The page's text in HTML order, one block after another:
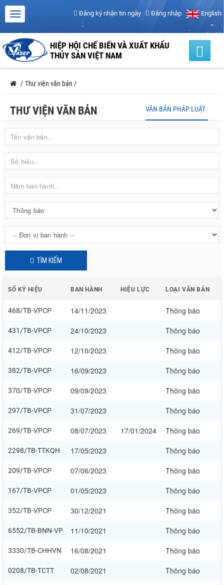
Đăng ký nhận tin ngày Đăng nhập English
HIỆP HỘI CHẾ BIẾN VÀ XUẤT KHẨU
THỦY SẢN VIỆT NAM
/ Thư viện văn bản /
THƯ VIỆN VĂN BẢN VĂN BẢN PHÁP LUẬT
TÌM KIẾM
SỐ KÝ HIỆU BAN HÀNH HIỆU LỰC LOẠI VĂN BẢN
468/TB-VPCP 14/11/2023 Thông báo
431/TB-VPCP 24/10/2023 Thông báo
412/TB-VPCP 12/10/2023 Thông báo
382/TB-VPCP 16/09/2023 Thông báo
370/TB-VPCP 09/09/2023 Thông báo
297/TB-VPCP 31/07/2023 Thông báo
269/TB-VPCP 08/07/2023 17/01/2024 Thông báo
2298/TB-TTKQH 17/05/2023 Thông báo
209/TB-VPCP 07/06/2023 Thông báo
167/TB-VPCP 01/05/2023 Thông báo
352/TB-VPCP 30/12/2021 Thông báo
6552/TB-BNN-VP 11/10/2021 Thông báo
3330/TB-CHHVN 16/08/2021 Thông báo
0208/TB-TCTT 02/08/2021 Thông báo